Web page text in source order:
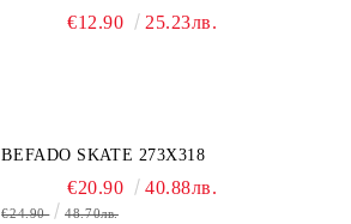
€12.90 25.23лв.
BEFADO SKATE 273X318
€20.90 40.88лв.
€24.90 48.70лв.